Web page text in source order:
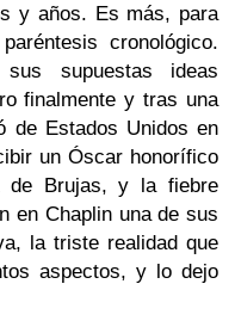
y años. Es más, para
cronológico.
supuestas ideas
finalmente y tras una
de Estados Unidos en
un Óscar honorífico
de Brujas, y la fiebre
en Chaplin una de sus
la triste realidad que
aspectos, y lo dejo